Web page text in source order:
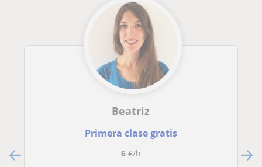
Beatriz
Primera clase gratis
6€/h